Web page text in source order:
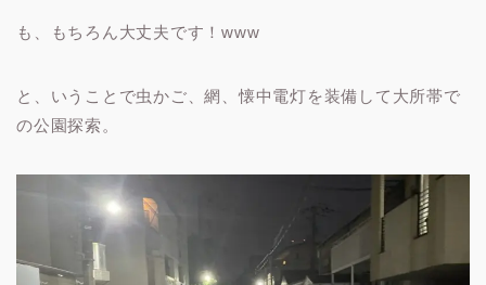
も、もちろん大丈夫です！www
と、いうことで虫かご、網、懐中電灯を装備して大所帯で
の公園探索。